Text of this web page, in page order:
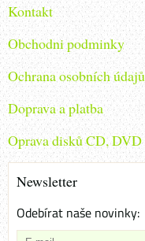
Kontakt
Obchodni podminky
Ochrana osobních údajů
Doprava a platba
Oprava disků CD, DVD
Newsletter
Odebírat naše novinky: